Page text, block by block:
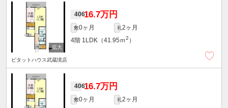
40616.7万円
敷0ヶ月 礼2ヶ月
4階 1LDK（41.95ｍ2 ）
ピタットハウス武蔵境店
40616.7万円
敷0ヶ月 礼2ヶ月